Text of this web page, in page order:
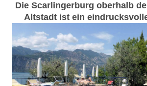
Die Scarlingerburg oberhalb
Altstadt ist ein